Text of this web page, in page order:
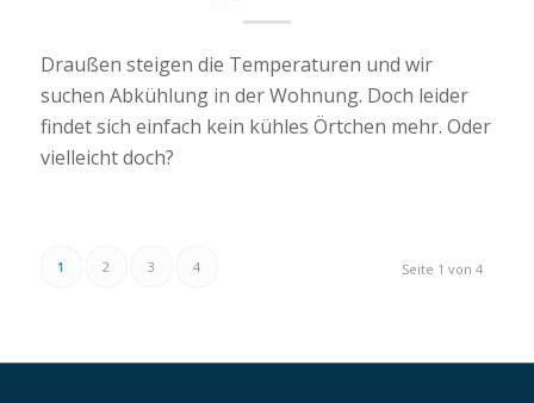
Draußen steigen die Temperaturen und wir
suchen Abkühlung in der Wohnung. Doch leider
findet sich einfach kein kühles Örtchen mehr. Oder
vielleicht doch?
Seite 1 von 4
1 2 3 4